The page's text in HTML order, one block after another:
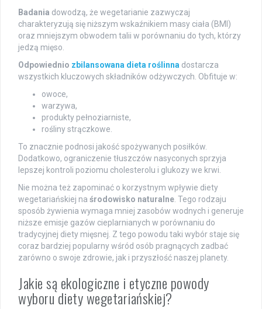
Badania dowodzą, że wegetarianie zazwyczaj
charakteryzują się niższym wskaźnikiem masy ciała (BMI)
oraz mniejszym obwodem talii w porównaniu do tych, którzy
jedzą mięso.
Odpowiednio zbilansowana dieta roślinna dostarcza
wszystkich kluczowych składników odżywczych. Obfituje w:
owoce,
warzywa,
produkty pełnoziarniste,
rośliny strączkowe.
To znacznie podnosi jakość spożywanych posiłków.
Dodatkowo, ograniczenie tłuszczów nasyconych sprzyja
lepszej kontroli poziomu cholesterolu i glukozy we krwi.
Nie można też zapominać o korzystnym wpływie diety
wegetariańskiej na środowisko naturalne . Tego rodzaju
sposób żywienia wymaga mniej zasobów wodnych i generuje
niższe emisje gazów cieplarnianych w porównaniu do
tradycyjnej diety mięsnej. Z tego powodu taki wybór staje się
coraz bardziej popularny wśród osób pragnących zadbać
zarówno o swoje zdrowie, jak i przyszłość naszej planety.
Jakie są ekologiczne i etyczne powody
wyboru diety wegetariańskiej?